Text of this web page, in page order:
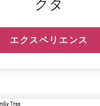
クタ
エクスペリエンス